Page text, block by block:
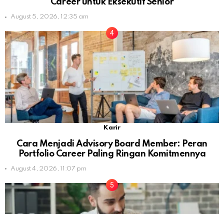
Career untuk Eksekutif Senior
August 5, 2026, 12:35 am
Karir
Cara Menjadi Advisory Board Member: Peran
Portfolio Career Paling Ringan Komitmennya
August 4, 2026, 11:07 pm